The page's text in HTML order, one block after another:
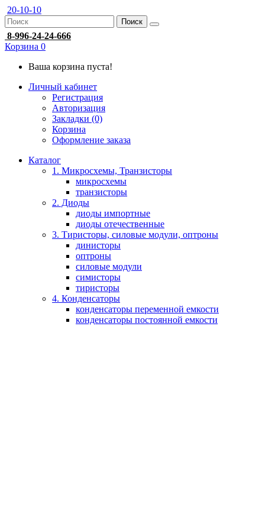
20-10-10
Поиск
8-996-24-24-666
Корзина 0
Ваша корзина пуста!
Личный кабинет
Регистрация
Авторизация
Закладки (0)
Корзина
Оформление заказа
Каталог
1. Микросхемы, Транзисторы
микросхемы
транзисторы
2. Диоды
диоды импортные
диоды отечественные
3. Тиристоры, силовые модули, оптроны
динисторы
оптроны
силовые модули
симисторы
тиристоры
4. Конденсаторы
конденсаторы переменной емкости
конденсаторы постоянной емкости